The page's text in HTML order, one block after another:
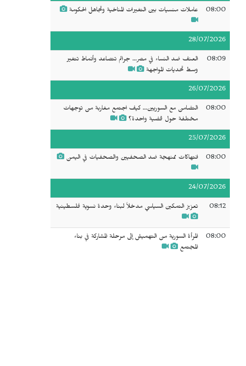
08:00 عاملات منسيات بين التغيرات المناخية وتجاهل الحكومة
28/07/2026
08:09
العنف ضد النساء في مصر... جرائم تتصاعد وأنماط تتغير
وسط تحديات المواجهة
26/07/2026
08:00
التضامن مع السوريين... كيف اجتمع مغاربة من توجهات
مختلفة حول قضية واحدة؟
25/07/2026
08:00 انتهاكات ممنهجة ضد الصحفيين والصحفيات في اليمن
24/07/2026
08:12 تعزيز التمكين السياسي مدخلاً لبناء وحدة نسوية فلسطينية
08:00
المرأة السورية من التهميش إلى مرحلة المشاركة في بناء
المجتمع